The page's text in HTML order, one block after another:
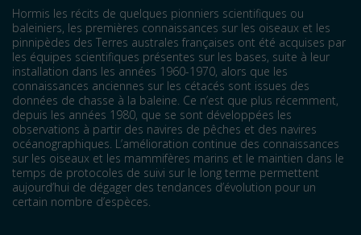
Hormis les récits de quelques pionniers scientifiques ou
baleiniers, les premières connaissances sur les oiseaux et les
pinnipèdes des Terres australes françaises ont été acquises par
les équipes scientifiques présentes sur les bases, suite à leur
installation dans les années 1960-1970, alors que les
connaissances anciennes sur les cétacés sont issues des
données de chasse à la baleine. Ce n’est que plus récemment,
depuis les années 1980, que se sont développées les
observations à partir des navires de pêches et des navires
océanographiques. L’amélioration continue des connaissances
sur les oiseaux et les mammifères marins et le maintien dans le
temps de protocoles de suivi sur le long terme permettent
aujourd’hui de dégager des tendances d’évolution pour un
certain nombre d’espèces.